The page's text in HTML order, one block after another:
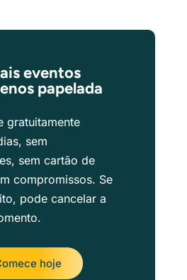
eventos
papelada
gratuitamente
sem
sem cartão de
compromissos. Se
pode cancelar a
hoje